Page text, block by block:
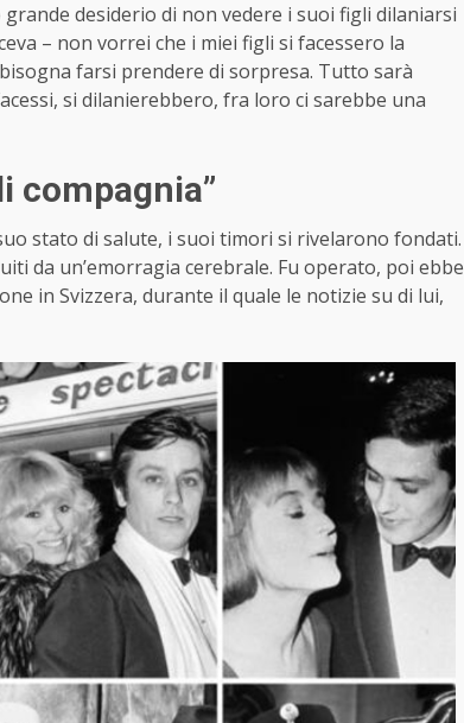
desiderio di non vedere i suoi figli dilaniarsi
– non vorrei che i miei figli si facessero la
farsi prendere di sorpresa. Tutto sarà
si dilanierebbero, fra loro ci sarebbe una
compagnia”
stato di salute, i suoi timori si rivelarono fondati.
da un’emorragia cerebrale. Fu operato, poi ebbe
in Svizzera, durante il quale le notizie su di lui,